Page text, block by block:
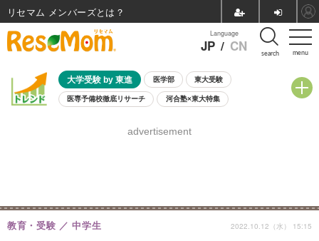
menu
Language
JP / CN search
大学受験 by 東進 医学部 東大受験
医専予備校徹底リサーチ 河合塾×東大特集
8月開催学校説明会・相談会
advertisement
教育・受験 中学生 2022.10.12（水） 15:15
リセマム メンバーズ